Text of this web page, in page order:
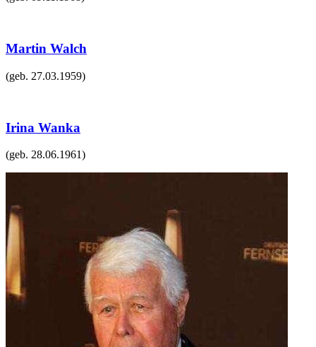
Martin Walch
(geb. 27.03.1959)
Irina Wanka
(geb. 28.06.1961)